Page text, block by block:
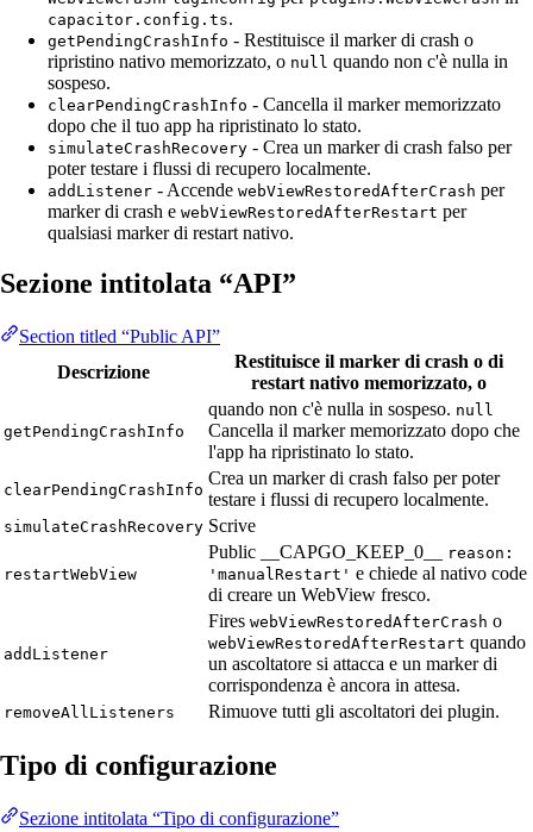
capacitor.config.ts.
getPendingCrashInfo - Restituisce il marker di crash o
ripristino nativo memorizzato, o null quando non c'è nulla in
sospeso.
clearPendingCrashInfo - Cancella il marker memorizzato
dopo che il tuo app ha ripristinato lo stato.
simulateCrashRecovery - Crea un marker di crash falso per
poter testare i flussi di recupero localmente.
addListener - Accende webViewRestoredAfterCrash per
marker di crash e webViewRestoredAfterRestart per
qualsiasi marker di restart nativo.
Sezione intitolata “API”
Section titled “Public API”
Descrizione
Restituisce il marker di crash o di
restart nativo memorizzato, o
getPendingCrashInfo
quando non c'è nulla in sospeso. null
Cancella il marker memorizzato dopo che
l'app ha ripristinato lo stato.
clearPendingCrashInfo
Crea un marker di crash falso per poter
testare i flussi di recupero localmente.
simulateCrashRecovery Scrive
restartWebView
Public __CAPGO_KEEP_0__
reason:
'manualRestart' e chiede al nativo code
di creare un WebView fresco.
addListener
Fires webViewRestoredAfterCrash o
webViewRestoredAfterRestart quando
un ascoltatore si attacca e un marker di
corrispondenza è ancora in attesa.
removeAllListeners Rimuove tutti gli ascoltatori dei plugin.
Tipo di configurazione
Sezione intitolata “Tipo di configurazione”